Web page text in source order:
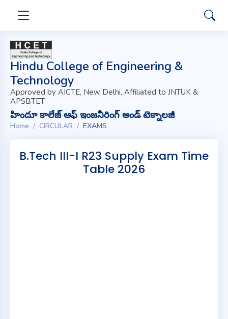
Hindu College of Engineering &
Technology
Approved by AICTE, New Delhi, Affiliated to JNTUK &
APSBTET
హిందూ కాలేజ్ ఆఫ్ ఇంజనీరింగ్ అండ్ టెక్నాలజీ
Home CIRCULAR EXAMS
B.Tech III-I R23 Supply Exam Time
Table 2026